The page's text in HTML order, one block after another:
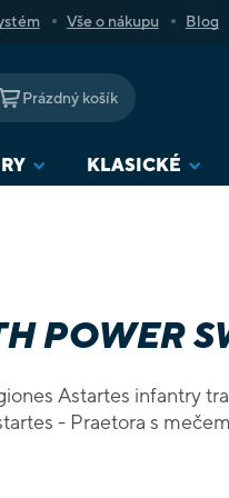
Vše o nákupu Blog
NÁKUPNÍ
KOŠÍK
Prázdný košík
KLASICKÉ
POWER
Astartes infantry
- Praetora s